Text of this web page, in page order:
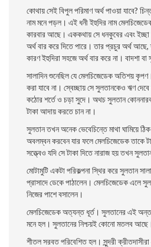
কোথায় সেই বিপুল পরিমাণ অর্থ পাওয়া যাবে?
নাম মনে পড়ল। এই ধনী ইহুদির নাম
কারবার আছে। এককথায় সে ধনকুবের এবং ইচ্ছা
অর্থ বার করে দিতে পারে। তার প্রচুর অর্থ আছে,
কারণ ইহুদিরা সহজে অর্থ বার করে না। বাদশা
সালাদিন শুনেছিল যে মেলচিজেডেক অতিশয়
করা যাবে না। স্বেচ্ছায় সে সুলতানকেও ঋণ
কঠোর শর্তে ও চড়া সুদে। অথচ সুলতান
টাকা আদায় করতে চান না।
সুলতান তখন অনেক ভেবেচিন্তে মাথা ঘামিয়ে
অবলম্বন করবেন যার ফলে মেলচিজেডেক তাকে
সত্ত্বেও যদি সে টাকা দিতে নারাজ হয় তখন
মােটামুটি একটা পরিকল্পনা স্থির করে সুলতান
প্রাসাদে ডেকে পাঠালেন। মেলচিজেডেক এলে
নিজের পাশে বসালেন।
মেলচিজেডেক অত্যন্ত ধূর্ত। সুলতানের এই
মনে হল। সুলতানের নিশ্চয়ই কোনাে মতলব
শীতল সরবত পরিবেশিত হল। সুন্দরী